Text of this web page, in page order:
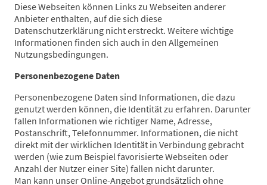
Diese Webseiten können Links zu Webseiten anderer
Anbieter enthalten, auf die sich diese
Datenschutzerklärung nicht erstreckt. Weitere wichtige
Informationen finden sich auch in den Allgemeinen
Nutzungsbedingungen.
Personenbezogene Daten
Personenbezogene Daten sind Informationen, die dazu
genutzt werden können, die Identität zu erfahren. Darunter
fallen Informationen wie richtiger Name, Adresse,
Postanschrift, Telefonnummer. Informationen, die nicht
direkt mit der wirklichen Identität in Verbindung gebracht
werden (wie zum Beispiel favorisierte Webseiten oder
Anzahl der Nutzer einer Site) fallen nicht darunter.
Man kann unser Online-Angebot grundsätzlich ohne